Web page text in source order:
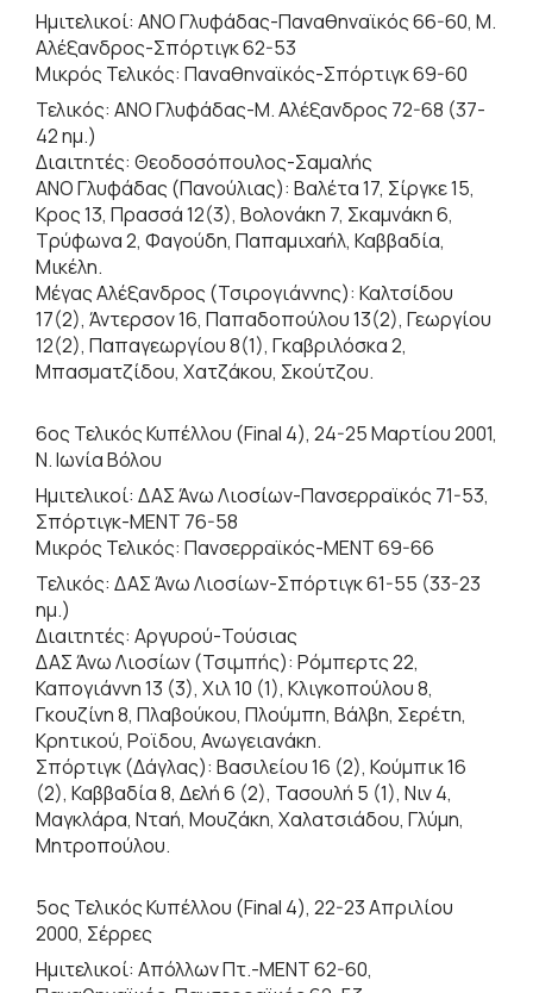
Ημιτελικοί: ΑΝΟ Γλυφάδας-Παναθηναϊκός 66-60, Μ.
Αλέξανδρος-Σπόρτιγκ 62-53
Μικρός Τελικός: Παναθηναϊκός-Σπόρτιγκ 69-60
Τελικός: ΑΝΟ Γλυφάδας-Μ. Αλέξανδρος 72-68 (37-
42 ημ.)
Διαιτητές: Θεοδοσόπουλος-Σαμαλής
ΑΝΟ Γλυφάδας (Πανούλιας): Βαλέτα 17, Σίργκε 15,
Κρος 13, Πρασσά 12(3), Βολονάκη 7, Σκαμνάκη 6,
Τρύφωνα 2, Φαγούδη, Παπαμιχαήλ, Καββαδία,
Μικέλη.
Μέγας Αλέξανδρος (Τσιρογιάννης): Καλτσίδου
17(2), Άντερσον 16, Παπαδοπούλου 13(2), Γεωργίου
12(2), Παπαγεωργίου 8(1), Γκαβριλόσκα 2,
Μπασματζίδου, Χατζάκου, Σκούτζου.
6ος Τελικός Κυπέλλου (Final 4), 24-25 Μαρτίου 2001,
Ν. Ιωνία Βόλου
Ημιτελικοί: ΔΑΣ Άνω Λιοσίων-Πανσερραϊκός 71-53,
Σπόρτιγκ-ΜΕΝΤ 76-58
Μικρός Τελικός: Πανσερραϊκός-ΜΕΝΤ 69-66
Τελικός: ΔΑΣ Άνω Λιοσίων-Σπόρτιγκ 61-55 (33-23
ημ.)
Διαιτητές: Αργυρού-Τούσιας
ΔΑΣ Άνω Λιοσίων (Τσιμπής): Ρόμπερτς 22,
Καπογιάννη 13 (3), Χιλ 10 (1), Κλιγκοπούλου 8,
Γκουζίνη 8, Πλαβούκου, Πλούμπη, Βάλβη, Σερέτη,
Κρητικού, Ροϊδου, Ανωγειανάκη.
Σπόρτιγκ (Δάγλας): Βασιλείου 16 (2), Κούμπικ 16
(2), Καββαδία 8, Δελή 6 (2), Τασουλή 5 (1), Νιν 4,
Μαγκλάρα, Νταή, Μουζάκη, Χαλατσιάδου, Γλύμη,
Μητροπούλου.
5ος Τελικός Κυπέλλου (Final 4), 22-23 Απριλίου
2000, Σέρρες
Ημιτελικοί: Απόλλων Πτ.-ΜΕΝΤ 62-60,